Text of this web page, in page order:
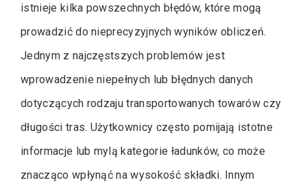
istnieje kilka powszechnych błędów, które mogą
prowadzić do nieprecyzyjnych wyników obliczeń.
Jednym z najczęstszych problemów jest
wprowadzenie niepełnych lub błędnych danych
dotyczących rodzaju transportowanych towarów czy
długości tras. Użytkownicy często pomijają istotne
informacje lub mylą kategorie ładunków, co może
znacząco wpłynąć na wysokość składki. Innym